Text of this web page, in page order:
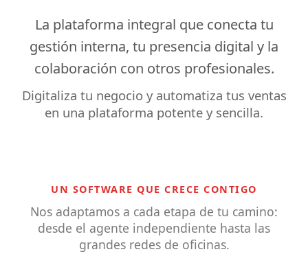
La plataforma integral que conecta tu
gestión interna, tu presencia digital y la
colaboración con otros profesionales.
Digitaliza tu negocio y automatiza tus ventas
en una plataforma potente y sencilla.
UN SOFTWARE QUE CRECE CONTIGO
Nos adaptamos a cada etapa de tu camino:
desde el agente independiente hasta las
grandes redes de oficinas.